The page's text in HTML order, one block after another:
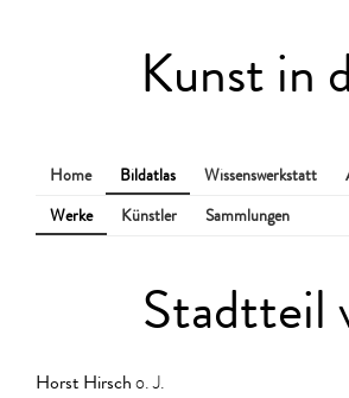
Kunst in
Home Bildatlas Wissenswerkstatt
Werke
Künstler Sammlungen
Stadtteil
Horst Hirsch o. J.